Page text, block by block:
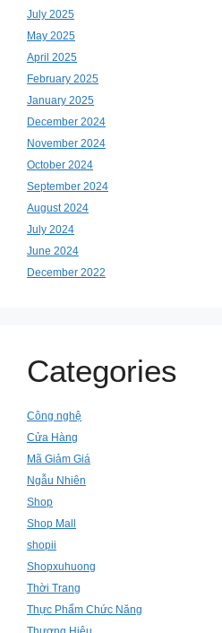
July 2025
May 2025
April 2025
February 2025
January 2025
December 2024
November 2024
October 2024
September 2024
August 2024
July 2024
June 2024
December 2022
Categories
Công nghệ
Cửa Hàng
Mã Giảm Giá
Ngẫu Nhiên
Shop
Shop Mall
shopii
Shopxuhuong
Thời Trang
Thực Phẩm Chức Năng